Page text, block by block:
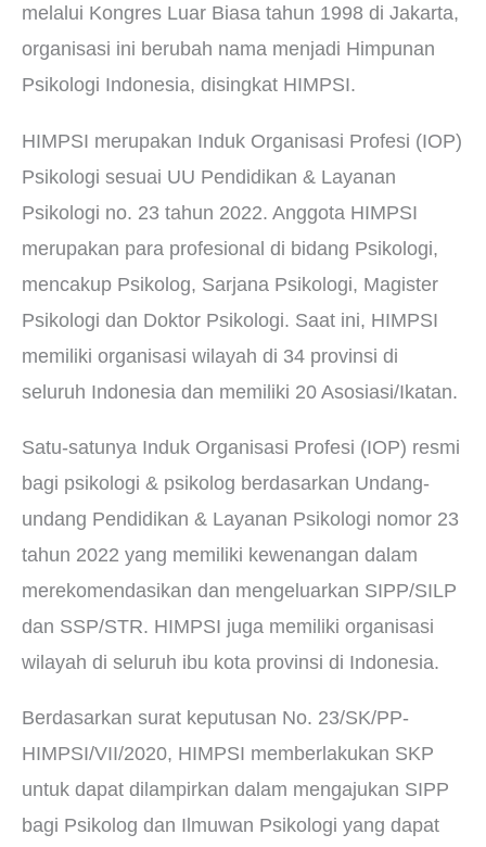
melalui Kongres Luar Biasa tahun 1998 di Jakarta,
organisasi ini berubah nama menjadi Himpunan
Psikologi Indonesia, disingkat HIMPSI.
HIMPSI merupakan Induk Organisasi Profesi (IOP)
Psikologi sesuai UU Pendidikan & Layanan
Psikologi no. 23 tahun 2022. Anggota HIMPSI
merupakan para profesional di bidang Psikologi,
mencakup Psikolog, Sarjana Psikologi, Magister
Psikologi dan Doktor Psikologi. Saat ini, HIMPSI
memiliki organisasi wilayah di 34 provinsi di
seluruh Indonesia dan memiliki 20 Asosiasi/Ikatan.
Satu-satunya Induk Organisasi Profesi (IOP) resmi
bagi psikologi & psikolog berdasarkan Undang-
undang Pendidikan & Layanan Psikologi nomor 23
tahun 2022 yang memiliki kewenangan dalam
merekomendasikan dan mengeluarkan SIPP/SILP
dan SSP/STR. HIMPSI juga memiliki organisasi
wilayah di seluruh ibu kota provinsi di Indonesia.
Berdasarkan surat keputusan No. 23/SK/PP-
HIMPSI/VII/2020, HIMPSI memberlakukan SKP
untuk dapat dilampirkan dalam mengajukan SIPP
bagi Psikolog dan Ilmuwan Psikologi yang dapat